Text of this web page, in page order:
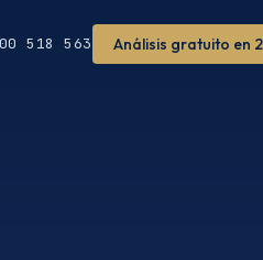
518 563 Análisis gratuito en